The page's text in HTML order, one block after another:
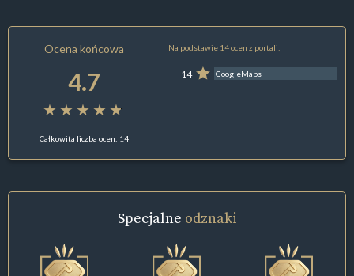
Ocena końcowa
4.7
Całkowita liczba ocen: 14
Na podstawie 14 ocen z portali:
14 GoogleMaps
Specjalne odznaki